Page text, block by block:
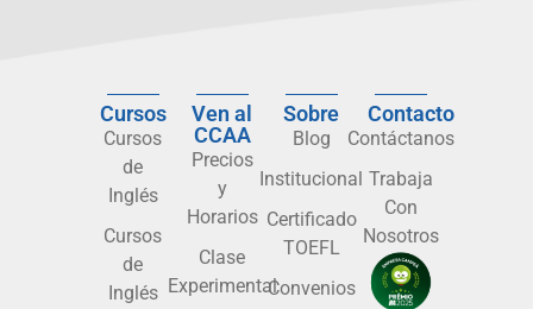
Cursos
Cursos
de
Inglés
Cursos
de
Inglés
Ven al
CCAA
Precios
y
Horarios
Clase
Experimental
Sobre
Blog
Institucional
Certificado
TOEFL
Convenios
Contacto
Contáctanos
Trabaja
Con
Nosotros